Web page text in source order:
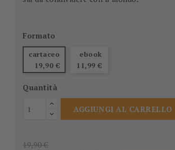
Formato
cartaceo
19,90 €
ebook
11,99 €
Quantità
AGGIUNGI AL CARRELLO
19,90 €